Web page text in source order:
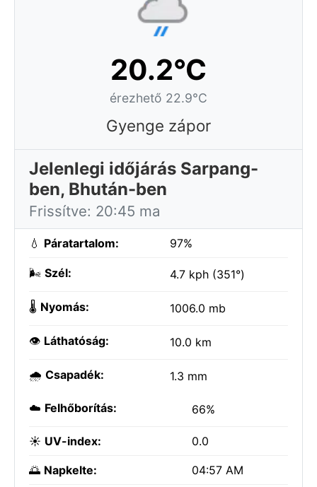
20.2°C
érezhető 22.9°C
Gyenge zápor
Jelenlegi időjárás Sarpang-
ben, Bhután-ben
Frissítve: 20:45 ma
💧 Páratartalom: 97%
🌬️ Szél: 4.7 kph (351°)
🌡️ Nyomás: 1006.0 mb
👁️ Láthatóság: 10.0 km
🌧️ Csapadék: 1.3 mm
☁️ Felhőborítás: 66%
☀️ UV-index: 0.0
🌅 Napkelte: 04:57 AM